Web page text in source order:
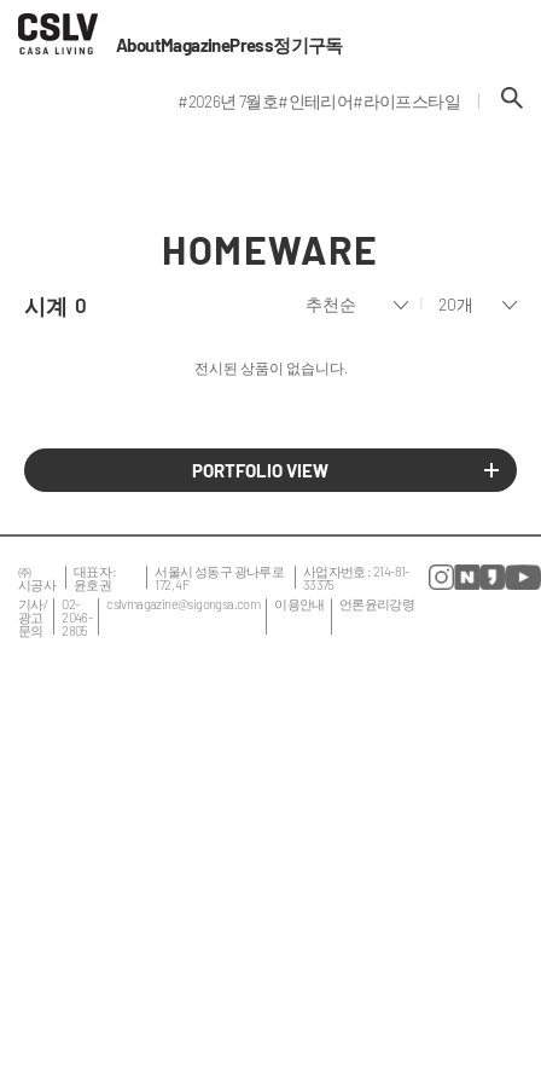
AboutMagazinePress정기구독
#2026년 7월호#인테리어#라이프스타일
HOMEWARE
시계 0
전시된 상품이 없습니다.
PORTFOLIO VIEW
㈜
시공사
대표자 :
윤호권
서울시 성동구 광나루로
172, 4F
사업자번호 : 214-81-
33375
기사/
광고
문의
02-
2046-
2805
cslvmagazine@sigongsa.com 이용안내 언론윤리강령